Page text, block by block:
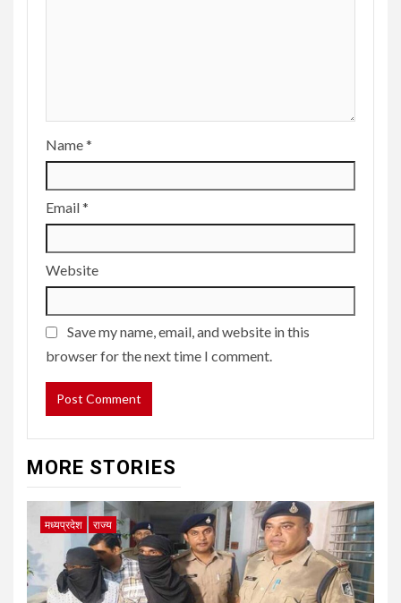
Name*
Email*
Website
Save my name, email, and website in this
browser for the next time I comment.
MORE STORIES
मध्यप्रदेश राज्य